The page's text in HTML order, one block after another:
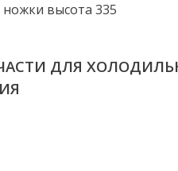
высота 335
ДЛЯ